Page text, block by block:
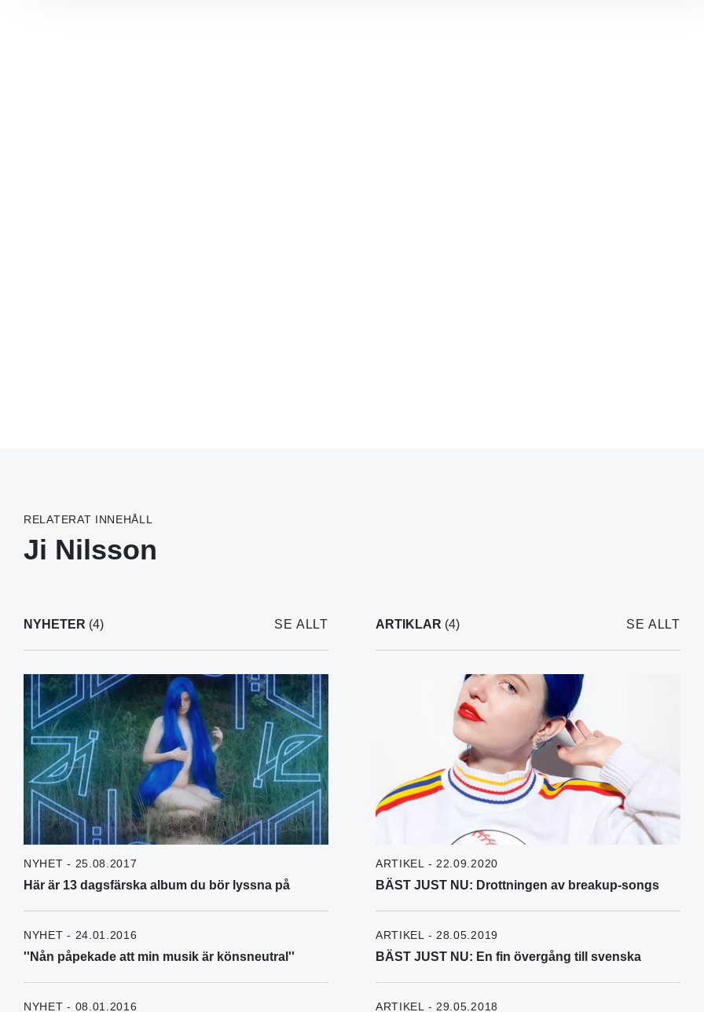
RELATERAT INNEHÅLL
Ji Nilsson
NYHETER (4) SE ALLT
NYHET - 25.08.2017
Här är 13 dagsfärska album du bör lyssna på
NYHET - 24.01.2016
''Nån påpekade att min musik är könsneutral''
NYHET - 08.01.2016
ARTIKLAR (4) SE ALLT
ARTIKEL - 22.09.2020
BÄST JUST NU: Drottningen av breakup-songs
ARTIKEL - 28.05.2019
BÄST JUST NU: En fin övergång till svenska
ARTIKEL - 29.05.2018